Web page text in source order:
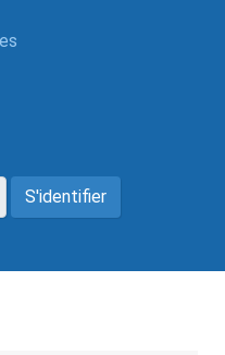
Afficher le mot de passe
S'identifier